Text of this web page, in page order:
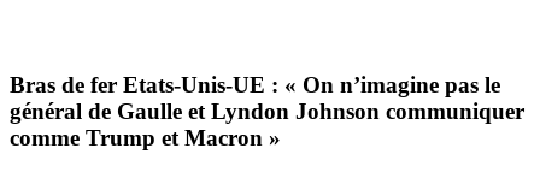
Bras de fer Etats-Unis-UE : « On n’imagine pas le
général de Gaulle et Lyndon Johnson communiquer
comme Trump et Macron »